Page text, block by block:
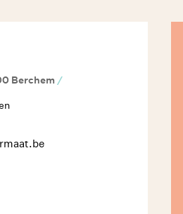
Berchem /